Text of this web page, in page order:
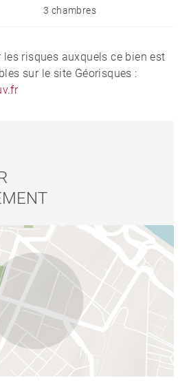
3 chambres
risques auxquels ce bien est
sur le site Géorisques :